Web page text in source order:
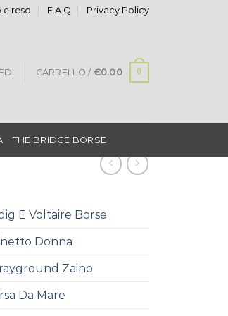
e reso F.A.Q Privacy Policy
CARRELLO / €0.00 0
THE BRIDGE BORSE
E Voltaire Borse
Donna
Zaino
Da Mare